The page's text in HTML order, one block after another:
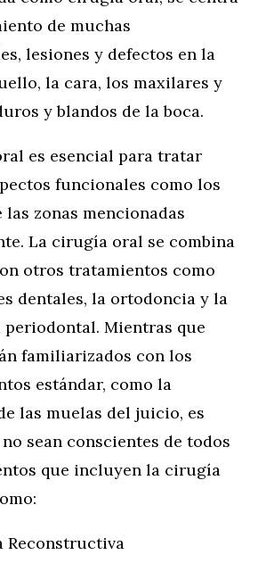
de muchas
lesiones y defectos en la
la cara, los maxilares y
y blandos de la boca.
es esencial para tratar
funcionales como los
las zonas mencionadas
La cirugía oral se combina
otros tratamientos como
dentales, la ortodoncia y la
periodontal. Mientras que
familiarizados con los
estándar, como la
las muelas del juicio, es
sean conscientes de todos
que incluyen la cirugía
Reconstructiva